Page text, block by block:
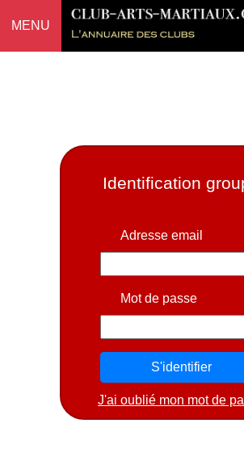
MENU
Identification
Adresse email
Mot de passe
J'ai oublié mon mot de